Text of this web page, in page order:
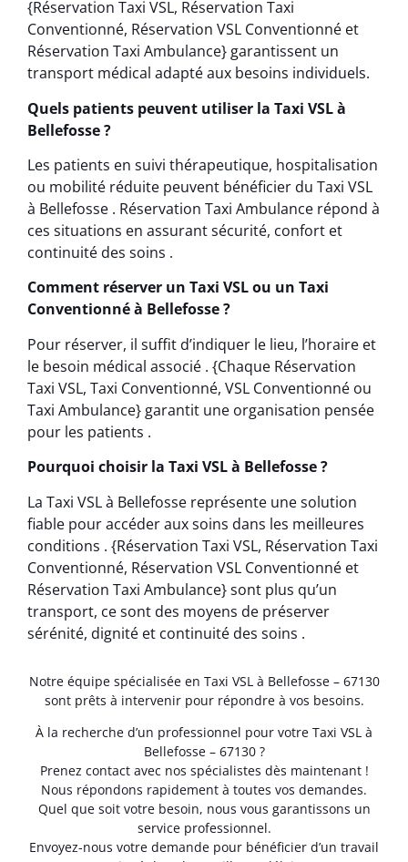
{Réservation Taxi VSL, Réservation Taxi
Conventionné, Réservation VSL Conventionné et
Réservation Taxi Ambulance} garantissent un
transport médical adapté aux besoins individuels.
Quels patients peuvent utiliser la Taxi VSL à
Bellefosse ?
Les patients en suivi thérapeutique, hospitalisation
ou mobilité réduite peuvent bénéficier du Taxi VSL
à Bellefosse . Réservation Taxi Ambulance répond à
ces situations en assurant sécurité, confort et
continuité des soins .
Comment réserver un Taxi VSL ou un Taxi
Conventionné à Bellefosse ?
Pour réserver, il suffit d’indiquer le lieu, l’horaire et
le besoin médical associé . {Chaque Réservation
Taxi VSL, Taxi Conventionné, VSL Conventionné ou
Taxi Ambulance} garantit une organisation pensée
pour les patients .
Pourquoi choisir la Taxi VSL à Bellefosse ?
La Taxi VSL à Bellefosse représente une solution
fiable pour accéder aux soins dans les meilleures
conditions . {Réservation Taxi VSL, Réservation Taxi
Conventionné, Réservation VSL Conventionné et
Réservation Taxi Ambulance} sont plus qu’un
transport, ce sont des moyens de préserver
sérénité, dignité et continuité des soins .
Notre équipe spécialisée en Taxi VSL à Bellefosse – 67130
sont prêts à intervenir pour répondre à vos besoins.
À la recherche d’un professionnel pour votre Taxi VSL à
Bellefosse – 67130 ?
Prenez contact avec nos spécialistes dès maintenant !
Nous répondons rapidement à toutes vos demandes.
Quel que soit votre besoin, nous vous garantissons un
service professionnel.
Envoyez-nous votre demande pour bénéficier d’un travail